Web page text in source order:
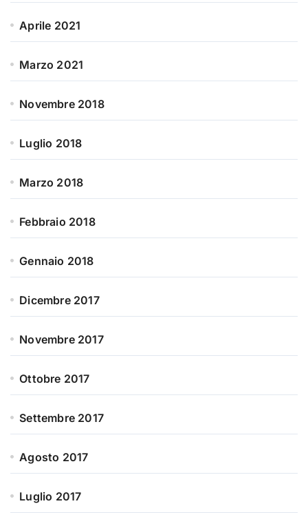
Aprile 2021
Marzo 2021
Novembre 2018
Luglio 2018
Marzo 2018
Febbraio 2018
Gennaio 2018
Dicembre 2017
Novembre 2017
Ottobre 2017
Settembre 2017
Agosto 2017
Luglio 2017